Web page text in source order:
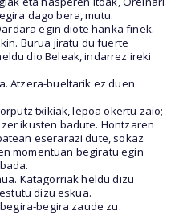
dago bera, mutu.
egin diote hanka finek.
Burua jiratu du fuerte
dio Beleak, indarrez ireki
Atzera-bueltarik ez duen
txikiak, lepoa okertu zaio;
ikusten badute. Hontzaren
eserarazi dute, sokaz
momentuan begiratu egin
Katagorriak heldu dizu
dizu eskua.
begira zaude zu.